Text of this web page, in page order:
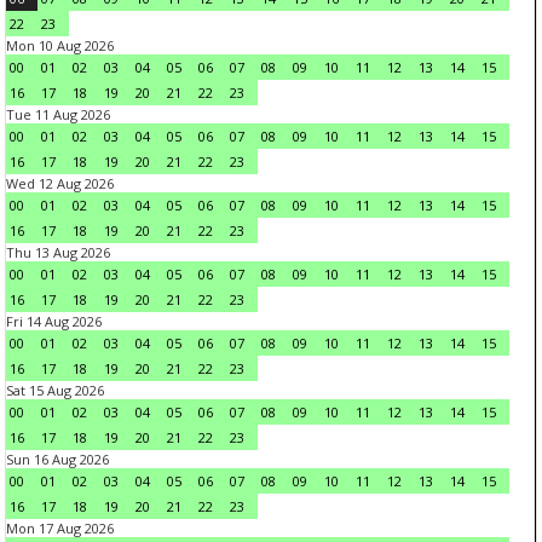
22
23
Mon 10 Aug 2026
00
01 02 03 04 05 06 07 08 09 10 11 12 13 14
15
16
17 18 19 20 21 22
23
Tue 11 Aug 2026
00
01 02 03 04 05 06 07 08 09 10 11 12 13 14
15
16
17 18 19 20 21 22
23
Wed 12 Aug 2026
00
01 02 03 04 05 06 07 08 09 10 11 12 13 14
15
16
17 18 19 20 21 22
23
Thu 13 Aug 2026
00
01 02 03 04 05 06 07 08 09 10 11 12 13 14
15
16
17 18 19 20 21 22
23
Fri 14 Aug 2026
00
01 02 03 04 05 06 07 08 09 10 11 12 13 14
15
16
17 18 19 20 21 22
23
Sat 15 Aug 2026
00
01 02 03 04 05 06 07 08 09 10 11 12 13 14
15
16
17 18 19 20 21 22
23
Sun 16 Aug 2026
00
01 02 03 04 05 06 07 08 09 10 11 12 13 14
15
16
17 18 19 20 21 22
23
Mon 17 Aug 2026